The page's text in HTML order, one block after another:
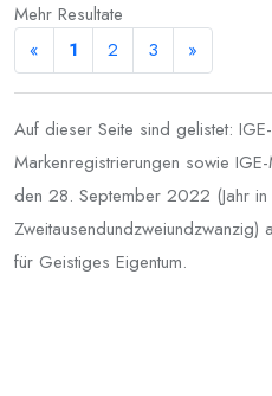
Mehr Resultate
«
1 2 3 »
Auf dieser Seite sind gelistet:
Markenregistrierungen sowie
den 28. September 2022 (Jahr in
Zweitausendundzweiundzwanzig)
für Geistiges Eigentum.